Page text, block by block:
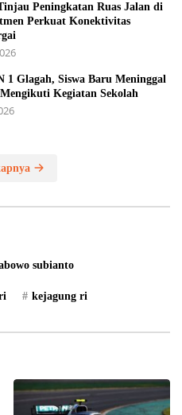
Peningkatan Ruas Jalan di
Perkuat Konektivitas
1 Glagah, Siswa Baru Meninggal
Kegiatan Sekolah
subianto
kejagung ri